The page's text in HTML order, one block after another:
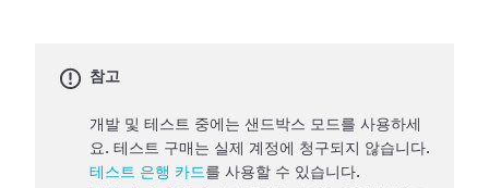
참고
개발 및 테스트 중에는 샌드박스 모드를 사용하세
요. 테스트 구매는 실제 계정에 청구되지 않습니다.
테스트 은행 카드를 사용할 수 있습니다.